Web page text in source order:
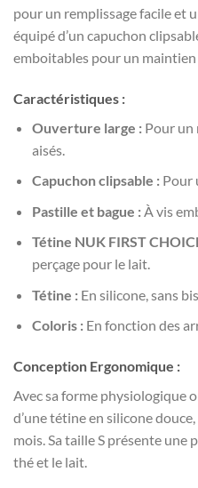
pour un remplissage facile et
équipé d’un capuchon
emboitables pour un maintien
Caractéristiques :
Ouverture large :Pour un
aisés.
Capuchon clipsable :Pour
Pastille et bague :À vis
Tétine NUK FIRST
perçage pour le lait.
Tétine :En silicone, sans
Coloris :En fonction des
Conception Ergonomique :
Avec sa forme physiologique
d’une tétine en silicone
mois. Sa taille S présente
thé et le lait.